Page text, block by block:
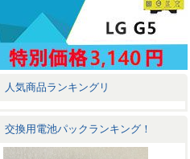
人気商品ランキングリ
交換用電池パックランキング！